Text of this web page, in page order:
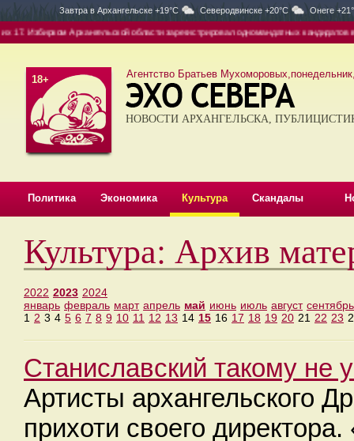
Завтра в Архангельске +19°C Северодвинске +20°C Онеге
Избирком Архангельской области зарегистрировал одномандатных кандидатов в
18+ Агентство Братьев
НОВОСТИ АРХАНГЕЛЬСКА,
Политика Экономика Культура Скандалы
Культура: Архив
2022 2023 2024
январь февраль март апрель май июнь июль август сентябрь
1 2 3 4 5 6 7 8 9 10 11 12 13 14 15 16 17 18 19 20 21 22 23
Станиславский такому не
Артисты архангельского
прихоти своего